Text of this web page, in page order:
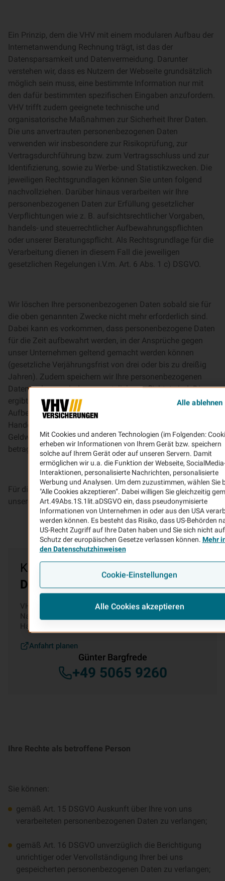
Ein Prinzip, dem die VHV mit einem modularen Aufbau der
Internetanwendung Rechnung trägt, ist das der
Datensparsamkeit und Datenvermeidung. Darunter
verstehen wir, dass es Nutzern der Webseite grundsätzlich
möglich sein muss, eine bestimmte Information nur mit
den dafür bestimmten spezifischen Eingaben anzufordern.
VHV trifft zudem geeignete technische und
organisatorische Maßnahmen zur Sicherheit Ihrer Daten.
Die uns anvertrauten personenbezogenen Daten
verwenden wir insbesondere zur Risikoprüfung, zur
Vertragsdurchführung bzw. zum Vertragsschluss und zur
Identifizierung, sowie zu Werbe- und Statistikzwecken. Die
jeweiligen Rechtsgrundlagen können Sie unten folgend
nachvollziehen. Darüber hinaus verarbeiten wir Ihre
personenbezogenen Daten zur Erfüllung gesetzlicher
Verpflichtungen wie z. B. aufsichtsrechtlicher Vorgaben,
handels- und steuerrechtlicher Aufbewahrungspflichten
oder unserer Beratungspflicht. Als Rechtsgrundlage für die
Verarbeitung dienen in diesem Fall die jeweiligen
gesetzlichen Regelungen i.V.m. Art. 6 Abs. 1 c) DSGVO.
Wir löschen Ihre personenbezogenen Daten sobald sie für
die oben genannten Zwecke nicht mehr erforderlich sind.
Dabei kann es vorkommen, dass personenbezogene Daten
für die Zeit aufbewahrt werden, in der Ansprüche gegen
unser Unternehmen geltend gemacht werden können
(gesetzliche Verjährungsfrist von drei oder bis zu dreißig
Jahren). Zudem speichern wir Ihre personenbezogenen
Daten, solange wir dazu gesetzlich verpflichtet sind. Dies
ergibt sich regelmäßig durch rechtliche Nachweis- und
Aufbewahrungspflichten, die unter anderem im
Handelsgesetzbuch, der Abgabenordnung und dem
Geldwäschegesetz geregelt sind. Die Speicherfristen
betragen danach bis zu zehn Jahre.
Für die Verarbeitung verantwortliche Stelle und Kontakt zu
unserer Datenschutzbeauftragten:
Kontakt zu unserer
Datenschutzbeauftragten
VHV Allgemeine Versicherung AG VHV-Platz 1 (für
Navigationsgeräte: Constantinstrasse 90) 30177
Hannover
Anfahrt planen
Günter Bargfrede
+49 5065 9260
Ihre Rechte als betroffene Person
Sie können:
gemäß Art. 15 DSGVO Auskunft über Ihre von uns
verarbeiteten personenbezogenen Daten zu verlangen;
gemäß Art. 16 DSGVO unverzüglich die Berichtigung
unrichtiger oder Vervollständigung Ihrer bei uns
gespeicherten personenbezogenen Daten zu verlangen;
Mit Cookies und anderen Technologien (im Folgenden:
erheben wir Informationen von Ihrem Gerät bzw. speichern
solche auf Ihrem Gerät oder auf unseren Servern. Damit
ermöglichen wir u.a. die Funktion der Webseite,
Interaktionen, personalisierte Nachrichten, personalisierte
Werbung und Analysen. Um dem zuzustimmen, wählen Sie
"Alle Cookies akzeptieren“. Dabei willigen Sie gleichzeitig
Art.49Abs.1S.1lit.aDSGVO ein, dass pseudonymisierte
Informationen von Unternehmen in oder aus den USA
werden können. Es besteht das Risiko, dass US-Behörden
US-Recht Zugriff auf Ihre Daten haben und Sie sich nicht
Schutz der europäischen Gesetze verlassen können. Mehr
den Datenschutzhinweisen
Cookie-Einstellungen
Alle Cookies akzeptieren
Alle ablehnen